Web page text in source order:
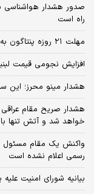
راه است
مهلت ۲۱ روزه پنتاگون به شرکت‌های دفاعی برای تسریع در تحویل سلاح
افزایش نجومی قیمت
هشدار مینو محرز؛ این
هشدار صریح مقام
خواهد شد و آتش تنها
واکنش یک مقام مسئول
رسمی اعلام نشده است
بیانیه شورای امنیت